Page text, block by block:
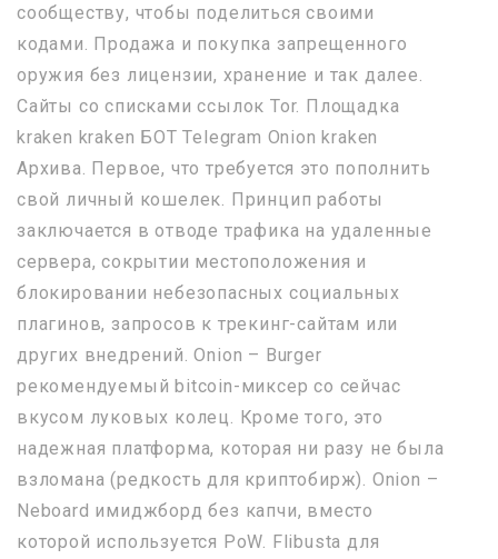
сообществу, чтобы поделиться своими
кодами. Продажа и покупка запрещенного
оружия без лицензии, хранение и так далее.
Сайты со списками ссылок Tor. Площадка
kraken kraken БОТ Telegram Onion kraken
Архива. Первое, что требуется это пополнить
свой личный кошелек. Принцип работы
заключается в отводе трафика на удаленные
сервера, сокрытии местоположения и
блокировании небезопасных социальных
плагинов, запросов к трекинг-сайтам или
других внедрений. Onion – Burger
рекомендуемый bitcoin-миксер со сейчас
вкусом луковых колец. Кроме того, это
надежная платформа, которая ни разу не была
взломана (редкость для криптобирж). Onion –
Neboard имиджборд без капчи, вместо
которой используется PoW. Flibusta для